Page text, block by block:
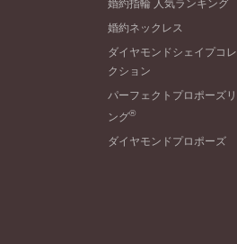
エレガント
ゴージャス
20万円台～
10万円台～
婚約指輪 人気ランキング
婚約ネックレス
ダイヤモンドシェイプコレ
クション
パーフェクトプロポーズリ
ング®
ダイヤモンドプロポーズ